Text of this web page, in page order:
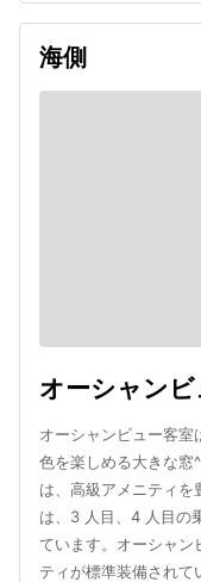
海側
オーシャン
オーシャンビュー客
色を楽しめる大きな窓
は、高級アメニティを
は、3 人目、4 人目の
ています。オーシャン
ティが標準装備され